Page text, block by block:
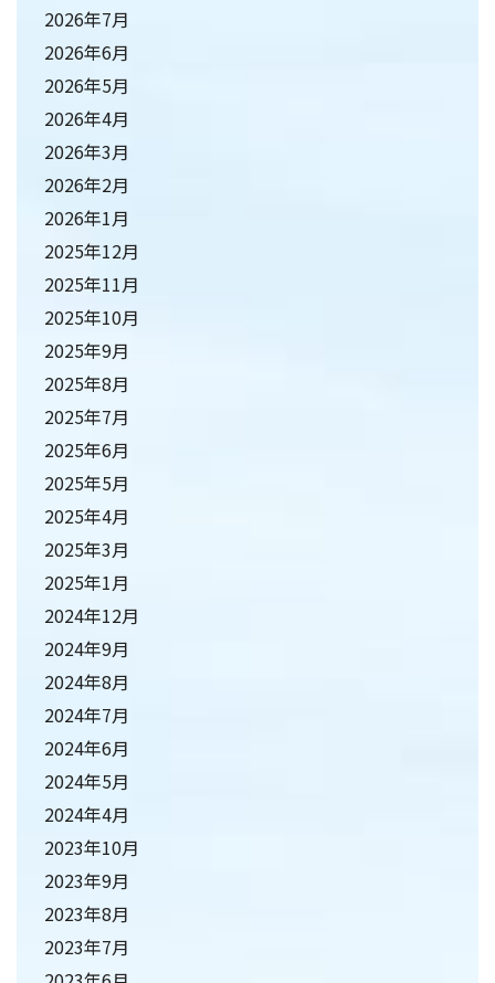
2026年7月
2026年6月
2026年5月
2026年4月
2026年3月
2026年2月
2026年1月
2025年12月
2025年11月
2025年10月
2025年9月
2025年8月
2025年7月
2025年6月
2025年5月
2025年4月
2025年3月
2025年1月
2024年12月
2024年9月
2024年8月
2024年7月
2024年6月
2024年5月
2024年4月
2023年10月
2023年9月
2023年8月
2023年7月